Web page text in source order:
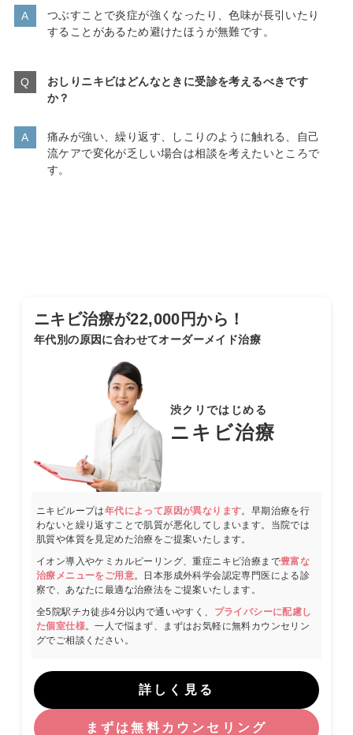
つぶすことで炎症が強くなったり、色味が長引いたり
することがあるため避けたほうが無難です。
おしりニキビはどんなときに受診を考えるべきです
か？
痛みが強い、繰り返す、しこりのように触れる、自己
流ケアで変化が乏しい場合は相談を考えたいところで
す。
ニキビ治療が22,000円から！
年代別の原因に合わせてオーダーメイド治療
渋クリではじめる
ニキビ治療
ニキビループは年代によって原因が異なります。早期治療を行
わないと繰り返すことで肌質が悪化してしまいます。当院では
肌質や体質を見定めた治療をご提案いたします。
イオン導入やケミカルピーリング、重症ニキビ治療まで豊富な
治療メニューをご用意。日本形成外科学会認定専門医による診
察で、あなたに最適な治療法をご提案いたします。
全5院駅チカ徒歩4分以内で通いやすく、
プライバシーに配慮し
た個室仕様。一人で悩まず、まずはお気軽に無料カウンセリン
グでご相談ください。
詳しく見る
まずは無料カウンセリング